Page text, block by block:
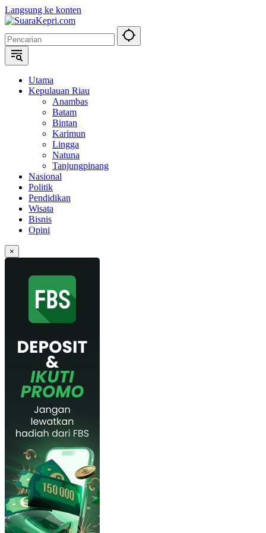
Langsung ke konten
Utama
Kepulauan Riau
Anambas
Batam
Bintan
Karimun
Lingga
Natuna
Tanjungpinang
Nasional
Politik
Pendidikan
Wisata
Bisnis
Opini
×